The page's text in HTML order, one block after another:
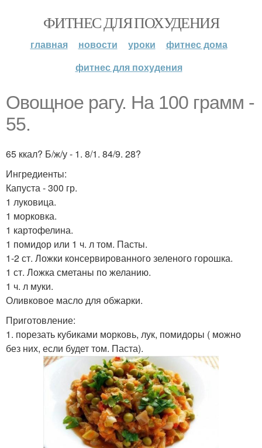
ФИТНЕС ДЛЯ ПОХУДЕНИЯ
главная новости уроки
фитнес дома
фитнес для похудения
Овощное рагу. На 100 грамм -
55.
65 ккал? Б/ж/у - 1. 8/1. 84/9. 28?
Ингредиенты:
Капуста - 300 гр.
1 луковица.
1 морковка.
1 картофелина.
1 помидор или 1 ч. л том. Пасты.
1-2 ст. Ложки консервированного зеленого горошка.
1 ст. Ложка сметаны по желанию.
1 ч. л муки.
Оливковое масло для обжарки.
Приготовление:
1. порезать кубиками морковь, лук, помидоры ( можно
без них, если будет том. Паста).